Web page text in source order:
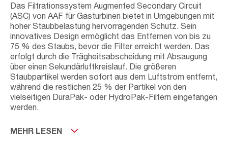
Das Filtrationssystem Augmented Secondary Circuit
(ASC) von AAF für Gasturbinen bietet in Umgebungen mit
hoher Staubbelastung hervorragenden Schutz. Sein
innovatives Design ermöglicht das Entfernen von bis zu
75 % des Staubs, bevor die Filter erreicht werden. Das
erfolgt durch die Trägheitsabscheidung mit Absaugung
über einen Sekundärluftkreislauf. Die größeren
Staubpartikel werden sofort aus dem Luftstrom entfernt,
während die restlichen 25 % der Partikel von den
vielseitigen DuraPak- oder HydroPak-Filtern eingefangen
werden.
Die Filter werden mit einem Druckluft-Rückwärtsimpuls
MEHR LESEN